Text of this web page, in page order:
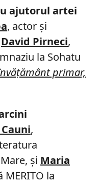
ajutorul artei
, actor şi
David Pirneci,
la Sohatu
primar,
,
şi Maria
la